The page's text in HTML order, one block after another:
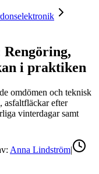
Rengöring,
i praktiken
omdömen och teknisk
asfaltfläckar efter
vinterdagar samt
Anna Lindström|